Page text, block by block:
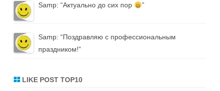
Samp: “Актуально до сих пор ”
Samp: “Поздравляю с профессиональным
праздником!”
LIKE POST TOP10